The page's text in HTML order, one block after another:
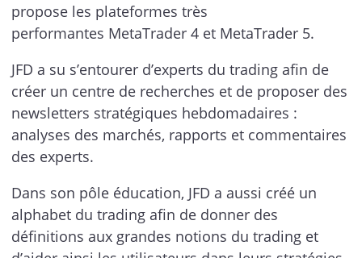
propose les plateformes très
performantes MetaTrader 4 et MetaTrader 5.
JFD a su s’entourer d’experts du trading afin de
créer un centre de recherches et de proposer des
newsletters stratégiques hebdomadaires :
analyses des marchés, rapports et commentaires
des experts.
Dans son pôle éducation, JFD a aussi créé un
alphabet du trading afin de donner des
définitions aux grandes notions du trading et